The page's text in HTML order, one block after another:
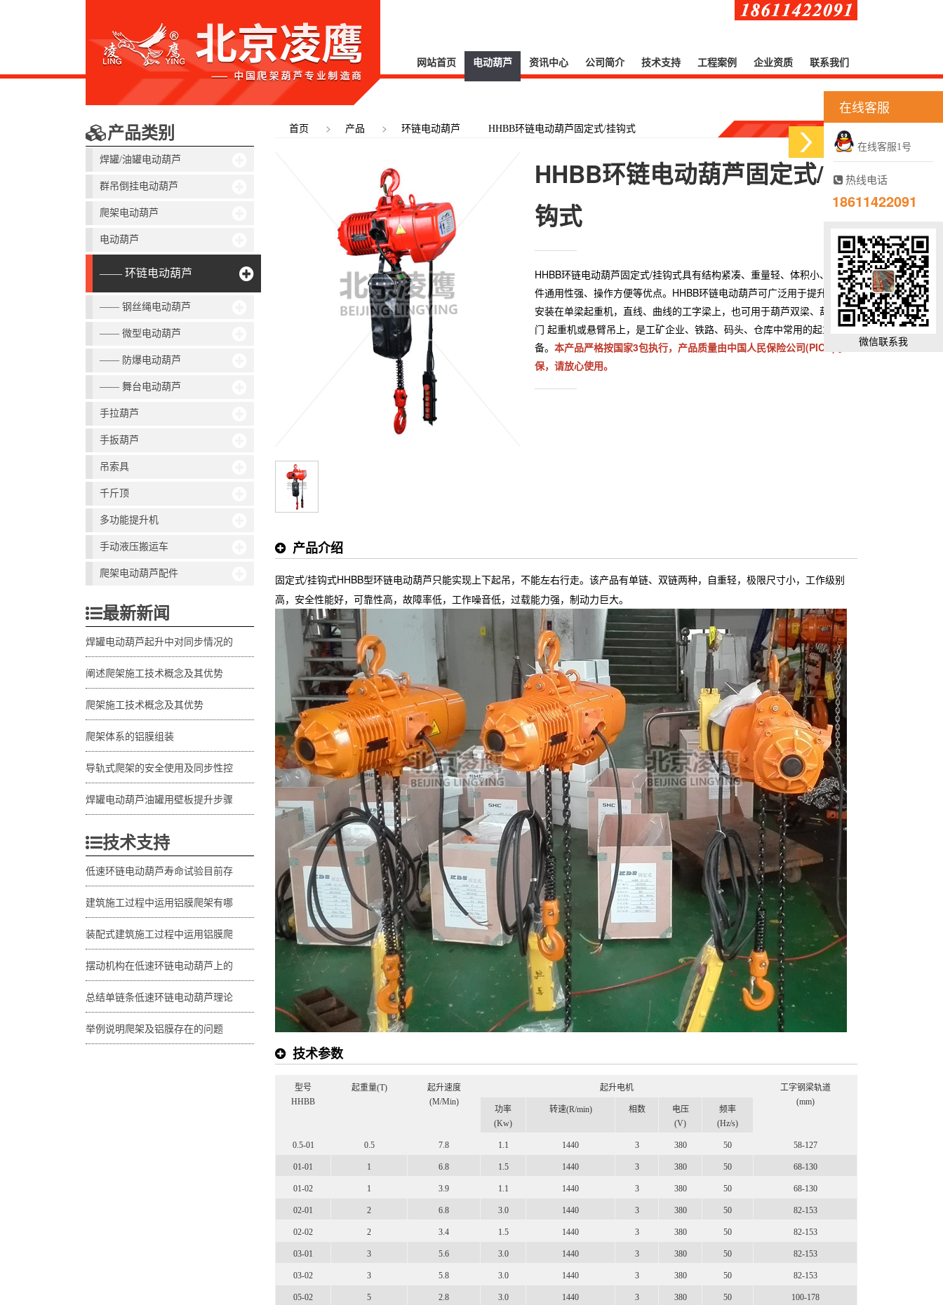
网站首页 电动葫芦 资讯中心 公司简介 技术支持 工程案例 企业资质 联系我们
产品类别
焊罐/油罐电动葫芦
群吊倒挂电动葫芦
爬架电动葫芦
电动葫芦
—— 环链电动葫芦
—— 钢丝绳电动葫芦
—— 微型电动葫芦
—— 防爆电动葫芦
—— 舞台电动葫芦
手拉葫芦
手扳葫芦
吊索具
千斤顶
多功能提升机
手动液压搬运车
爬架电动葫芦配件
最新新闻
焊罐电动葫芦起升中对同步情况的
阐述爬架施工技术概念及其优势
爬架施工技术概念及其优势
爬架体系的铝膜组装
导轨式爬架的安全使用及同步性控
焊罐电动葫芦油罐用壁板提升步骤
技术支持
低速环链电动葫芦寿命试验目前存
建筑施工过程中运用铝膜爬架有哪
装配式建筑施工过程中运用铝膜爬
摆动机构在低速环链电动葫芦上的
总结单链条低速环链电动葫芦理论
举例说明爬架及铝膜存在的问题
首页 > 产品 > 环链电动葫芦 HHBB环链电动葫芦固定式/挂钩式
HHBB环链电动葫芦固定式/挂
钩式
HHBB环链电动葫芦固定式/挂钩式具有结构紧凑、重量轻、体积小、零部
件通用性强、操作方便等优点。HHBB环链电动葫芦可广泛用于提升重物或
安装在单梁起重机，直线、曲线的工字梁上，也可用于葫芦双梁、葫芦龙
门 起重机或悬臂吊上，是工矿企业、铁路、码头、仓库中常用的起重设
备。 本产品严格按国家3包执行，产品质量由中国人民保险公司(PICC)承
保，请放心使用。
产品介绍
固定式/挂钩式HHBB型环链电动葫芦只能实现上下起吊，不能左右行走。该产品有单链、双链两种，自重轻，极限尺寸小，工作级别
高，安全性能好，可靠性高，故障率低，工作噪音低，过载能力强，制动力巨大。
技术参数
型号
HHBB
起重量(T)
起升速度
(M/Min)
起升电机
工字钢梁轨道
(mm)
功率
(Kw)
转速(R/min) 相数
电压
(V)
频率
(Hz/s)
0.5-01 0.5 7.8 1.1 1440 3 380 50 58-127
01-01 1 6.8 1.5 1440 3 380 50 68-130
01-02 1 3.9 1.1 1440 3 380 50 68-130
02-01 2 6.8 3.0 1440 3 380 50 82-153
02-02 2 3.4 1.5 1440 3 380 50 82-153
03-01 3 5.6 3.0 1440 3 380 50 82-153
03-02 3 5.8 3.0 1440 3 380 50 82-153
05-02 5 2.8 3.0 1440 3 380 50 100-178
在线客服
在线客服1号
热线电话
18611422091
微信联系我